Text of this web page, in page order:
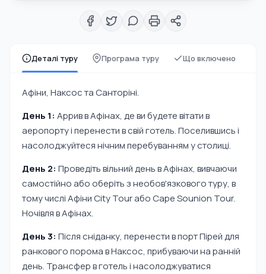
Деталі туру Програма туру Що включено
Афіни, Наксос та Санторіні.
День 1: Аррив в Афінах, де ви будете вітати в
аеропорту і перенести в свій готель. Поселившись і
насолоджуйтеся нічним перебуванням у столиці.
День 2: Проведіть вільний день в Афінах, вивчаючи
самостійно або оберіть з необов'язкового туру, в
тому числі Aфіни City Tour або Cape Sounion Tour.
Ночівля в Афінах.
День 3: Після сніданку, перенести в порт Пірей для
ранкового порома в Наксос, прибуваючи на ранній
день. Трансфер в готель і насолоджуватися